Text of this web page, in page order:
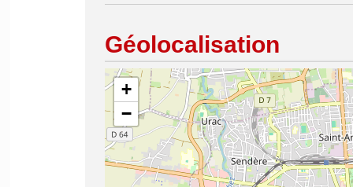
Géolocalisation
+
−